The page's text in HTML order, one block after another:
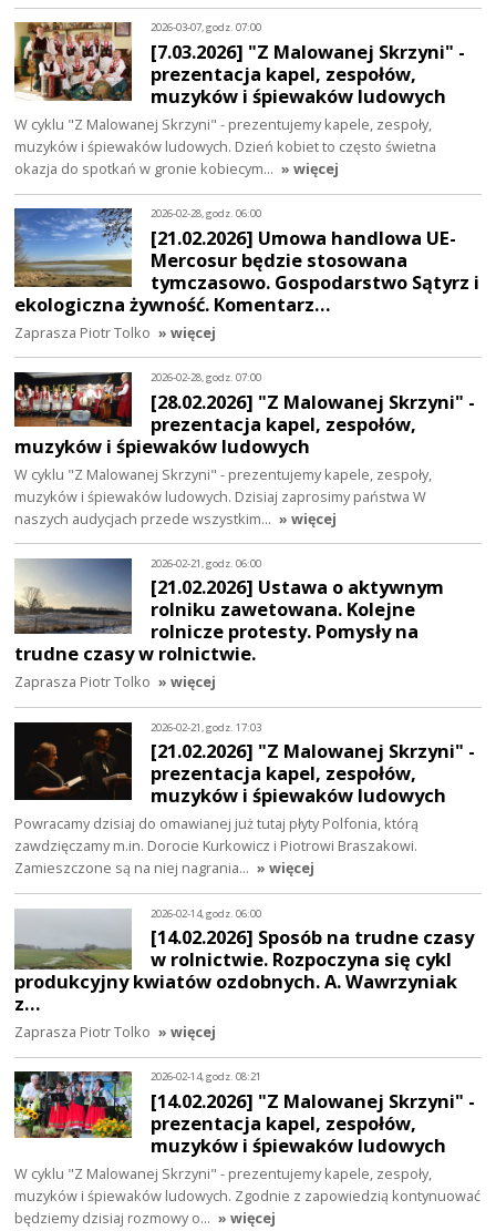
2026-03-07, godz. 07:00
[7.03.2026] "Z Malowanej Skrzyni" -
prezentacja kapel, zespołów,
muzyków i śpiewaków ludowych
W cyklu "Z Malowanej Skrzyni" - prezentujemy kapele, zespoły,
muzyków i śpiewaków ludowych. Dzień kobiet to często świetna
okazja do spotkań w gronie kobiecym… » więcej
2026-02-28, godz. 06:00
[21.02.2026] Umowa handlowa UE-
Mercosur będzie stosowana
tymczasowo. Gospodarstwo Sątyrz i
ekologiczna żywność. Komentarz…
Zaprasza Piotr Tolko » więcej
2026-02-28, godz. 07:00
[28.02.2026] "Z Malowanej Skrzyni" -
prezentacja kapel, zespołów,
muzyków i śpiewaków ludowych
W cyklu "Z Malowanej Skrzyni" - prezentujemy kapele, zespoły,
muzyków i śpiewaków ludowych. Dzisiaj zaprosimy państwa W
naszych audycjach przede wszystkim… » więcej
2026-02-21, godz. 06:00
[21.02.2026] Ustawa o aktywnym
rolniku zawetowana. Kolejne
rolnicze protesty. Pomysły na
trudne czasy w rolnictwie.
Zaprasza Piotr Tolko » więcej
2026-02-21, godz. 17:03
[21.02.2026] "Z Malowanej Skrzyni" -
prezentacja kapel, zespołów,
muzyków i śpiewaków ludowych
Powracamy dzisiaj do omawianej już tutaj płyty Polfonia, którą
zawdzięczamy m.in. Dorocie Kurkowicz i Piotrowi Braszakowi.
Zamieszczone są na niej nagrania… » więcej
2026-02-14, godz. 06:00
[14.02.2026] Sposób na trudne czasy
w rolnictwie. Rozpoczyna się cykl
produkcyjny kwiatów ozdobnych. A. Wawrzyniak
z…
Zaprasza Piotr Tolko » więcej
2026-02-14, godz. 08:21
[14.02.2026] "Z Malowanej Skrzyni" -
prezentacja kapel, zespołów,
muzyków i śpiewaków ludowych
W cyklu "Z Malowanej Skrzyni" - prezentujemy kapele, zespoły,
muzyków i śpiewaków ludowych. Zgodnie z zapowiedzią kontynuować
będziemy dzisiaj rozmowy o… » więcej